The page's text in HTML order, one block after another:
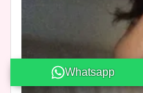
Whatsapp